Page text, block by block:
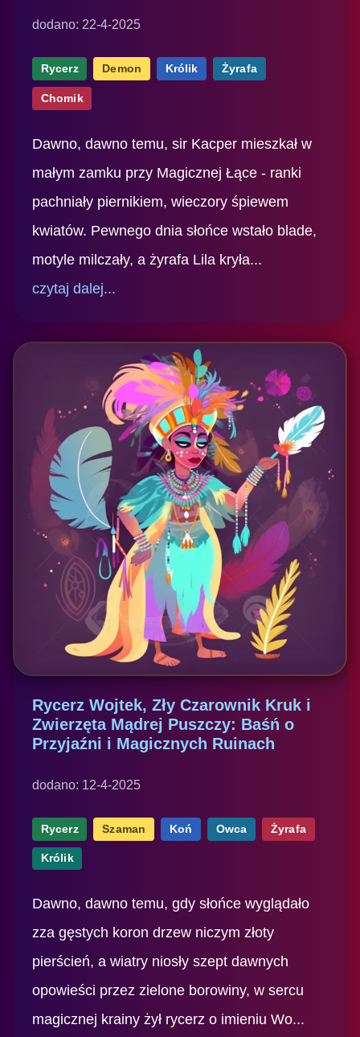
dodano: 22-4-2025
Rycerz Demon Królik Żyrafa
Chomik
Dawno, dawno temu, sir Kacper mieszkał w
małym zamku przy Magicznej Łące - ranki
pachniały piernikiem, wieczory śpiewem
kwiatów. Pewnego dnia słońce wstało blade,
motyle milczały, a żyrafa Lila kryła...
czytaj dalej...
Rycerz Wojtek, Zły Czarownik Kruk i
Zwierzęta Mądrej Puszczy: Baśń o
Przyjaźni i Magicznych Ruinach
dodano: 12-4-2025
Rycerz Szaman Koń Owca Żyrafa
Królik
Dawno, dawno temu, gdy słońce wyglądało
zza gęstych koron drzew niczym złoty
pierścień, a wiatry niosły szept dawnych
opowieści przez zielone borowiny, w sercu
magicznej krainy żył rycerz o imieniu Wo...